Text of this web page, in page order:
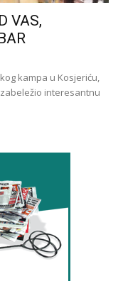
VAS,
kampa u Kosjeriću,
interesantnu